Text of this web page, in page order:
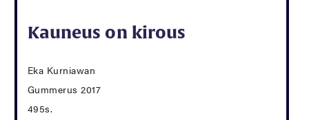
Kauneus on kirous
Eka Kurniawan
Gummerus 2017
495s.